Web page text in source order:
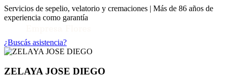
Servicios de sepelio, velatorio y cremaciones | Más de 86 años de
experiencia como garantía
¿Buscás asistencia?
ZELAYA JOSE DIEGO